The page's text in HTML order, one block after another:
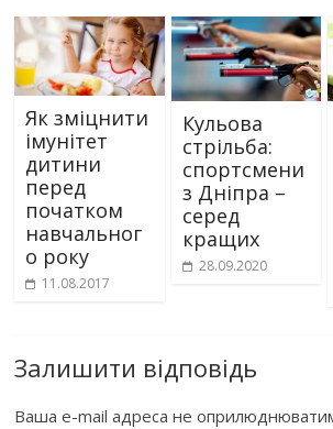
Як зміцнити
імунітет
дитини
перед
початком
навчальног
о року
11.08.2017
Кульова
стрільба:
спортсмени
з Дніпра –
серед
кращих
28.09.2020
Залишити відповідь
Ваша e-mail адреса не